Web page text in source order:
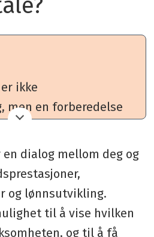
ikke
men en forberedelse
dialog mellom deg og
og lønnsutvikling.
til å vise hvilken
og til å få